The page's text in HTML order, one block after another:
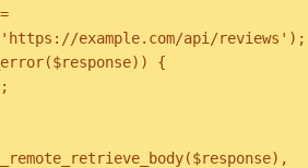
example.com/api/reviews');